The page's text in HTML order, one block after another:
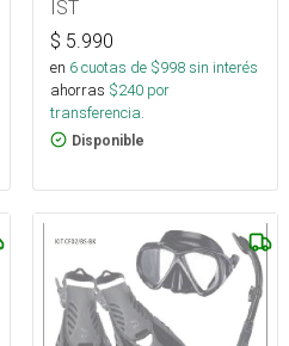
IST
$ 5.990
en 6cuotas de $998sin interés
ahorras $240 por
transferencia.
Disponible